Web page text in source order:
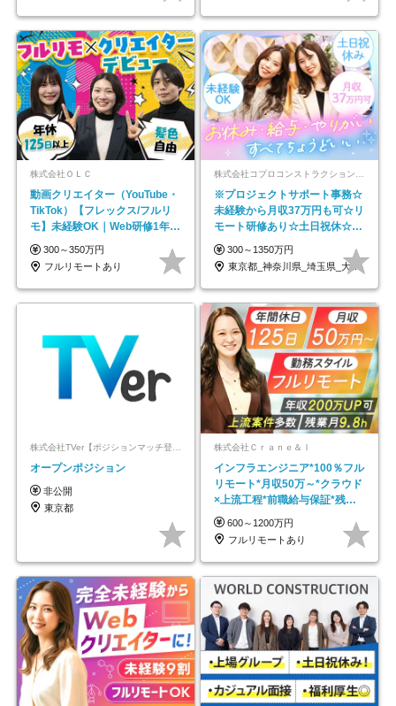
株式会社ＯＬＣ
動画クリエイター（YouTube・
TikTok）【フレックス/フルリ
モ】未経験OK｜Web研修1年間
｜副業OK
300～350万円
フルリモートあり
※プロジェクトサポート事務☆
未経験から月収37万円も可☆リ
モート研修あり☆土日祝休☆20
代～30代活躍/b
300～1350万円
東京都_神奈川県_埼玉県_大阪府_愛知県…
株式会社TVer【ポジションマッチ登録】
オープンポジション
非公開
東京都
株式会社Ｃｒａｎｅ＆Ｉ
インフラエンジニア*100％フル
リモート*月収50万～*クラウド
×上流工程*前職給与保証*残業
月9.8h
600～1200万円
フルリモートあり